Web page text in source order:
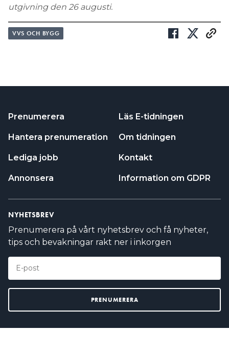
utgivning den 26 augusti.
VVS OCH BYGG
Prenumerera
Hantera prenumeration
Lediga jobb
Annonsera
Läs E-tidningen
Om tidningen
Kontakt
Information om GDPR
NYHETSBREV
Prenumerera på vårt nyhetsbrev och få nyheter,
tips och bevakningar rakt ner i inkorgen